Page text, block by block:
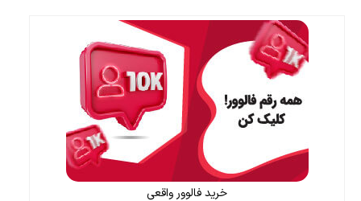
خرید فالوور واقعی